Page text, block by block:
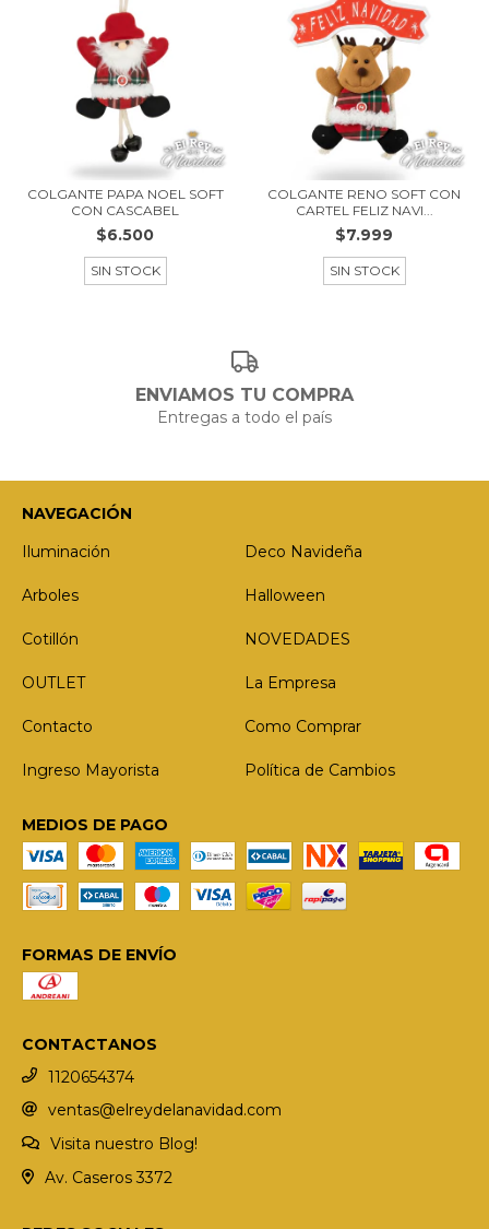
COLGANTE PAPA NOEL SOFT
CON CASCABEL
$6.500
SIN STOCK
COLGANTE RENO SOFT CON
CARTEL FELIZ NAVI...
$7.999
SIN STOCK
ENVIAMOS TU COMPRA
Entregas a todo el país
NAVEGACIÓN
Iluminación
Deco Navideña
Arboles Halloween
Cotillón NOVEDADES
OUTLET La Empresa
Contacto Como Comprar
Ingreso Mayorista Política de Cambios
MEDIOS DE PAGO
FORMAS DE ENVÍO
CONTACTANOS
1120654374
ventas@elreydelanavidad.com
Visita nuestro Blog!
Av. Caseros 3372